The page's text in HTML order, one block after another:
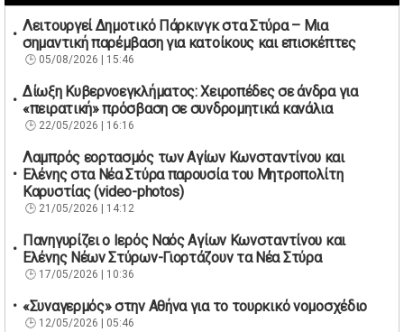
Λειτουργεί Δημοτικό Πάρκινγκ στα Στύρα – Μια
σημαντική παρέμβαση για κατοίκους και επισκέπτες
05/08/2026 | 15:46
Δίωξη Κυβερνοεγκλήματος: Χειροπέδες σε άνδρα για
«πειρατική» πρόσβαση σε συνδρομητικά κανάλια
22/05/2026 | 16:16
Λαμπρός εορτασμός των Αγίων Κωνσταντίνου και
Ελένης στα Νέα Στύρα παρουσία του Μητροπολίτη
Καρυστίας (video-photos)
21/05/2026 | 14:12
Πανηγυρίζει ο Ιερός Ναός Αγίων Κωνσταντίνου και
Ελένης Νέων Στύρων-Γιορτάζουν τα Νέα Στύρα
17/05/2026 | 10:36
«Συναγερμός» στην Αθήνα για το τουρκικό νομοσχέδιο
12/05/2026 | 05:46